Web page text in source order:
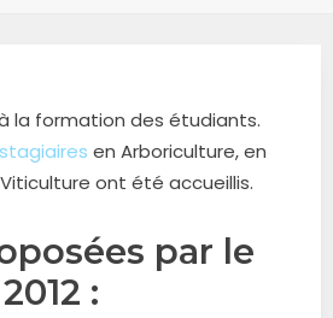
la formation des étudiants.
stagiaires en Arboriculture, en
ont été accueillis.
par le
: